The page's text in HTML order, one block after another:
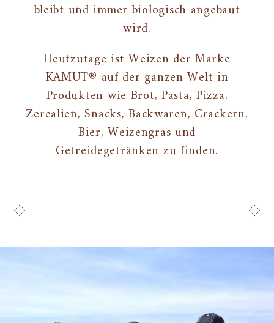
bleibt und immer biologisch angebaut
wird.
Heutzutage ist Weizen der Marke
KAMUT® auf der ganzen Welt in
Produkten wie Brot, Pasta, Pizza,
Zerealien, Snacks, Backwaren, Crackern,
Bier, Weizengras und
Getreidegetränken zu finden.